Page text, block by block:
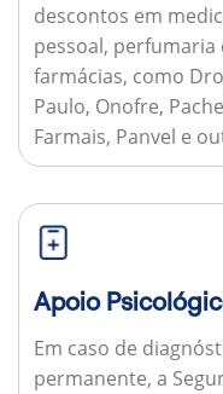
descontos em
pessoal, perfumaria
farmácias, como
Paulo, Onofre,
Farmais, Panvel e
Apoio
Em caso de
permanente, a